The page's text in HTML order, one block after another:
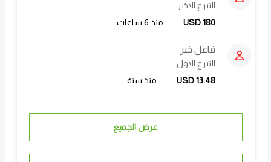
التبرع الاخير
USD 180
منذ 6 ساعات
فاعل خير
التبرع الاول
USD 13.48
منذ سنة
عرض الجميع